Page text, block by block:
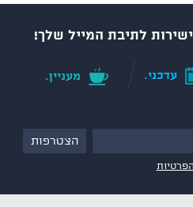
לתיבת המייל שלך!
עדכני. מעניין.